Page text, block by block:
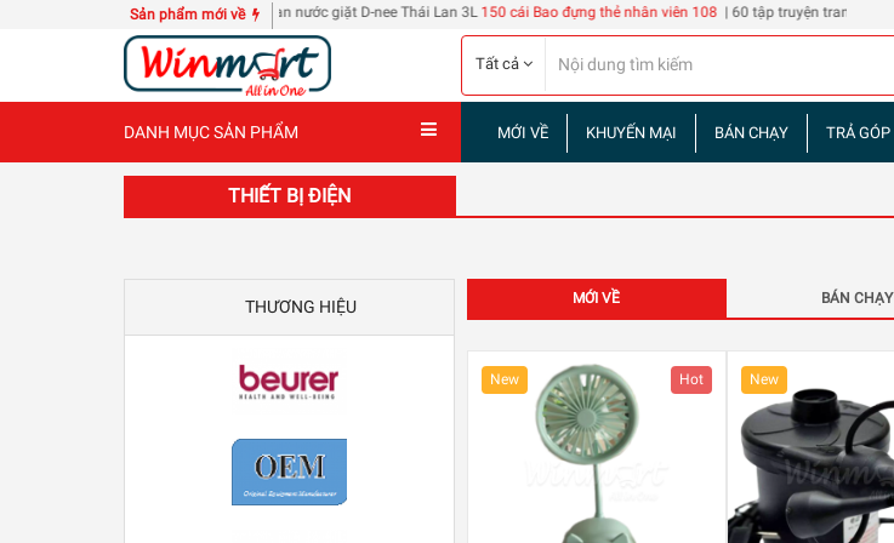
Sản phẩm mới về
đầu 240 trang | 4 can nước giặt D-nee Thái Lan 3L150 cái Bao đựng thẻ nhân viên 108 | 60 tập truyện tranh Tam Quốc Diễn Nghĩa
Tất cả
DANH MỤC SẢN PHẨM MỚI VỀ KHUYẾN MẠI BÁN CHẠY TRẢ GÓP
THIẾT BỊ ĐIỆN
THƯƠNG HIỆU MỚI VỀ BÁN CHẠY
New Hot New